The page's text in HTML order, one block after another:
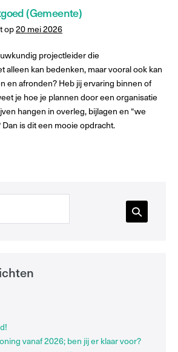
(Gemeente)
op20 mei 2026
projectleider die
alleen kan bedenken, maar vooral ook kan
en afronden? Heb jij ervaring binnen of
je hoe je plannen door een organisatie
hangen in overleg, bijlagen en “we
is dit een mooie opdracht.
vanaf 2026; ben jij er klaar voor?